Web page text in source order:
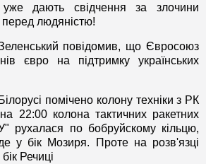
дають свідчення за злочини
перед людяністю!
повідомив, що Євросоюз
євро на підтримку українських
помічено колону техніки з РК
22:00 колона тактичних ракетних
рухалася по бобруйскому кільцю,
у бік Мозиря. Проте на розв'язці
Речиці